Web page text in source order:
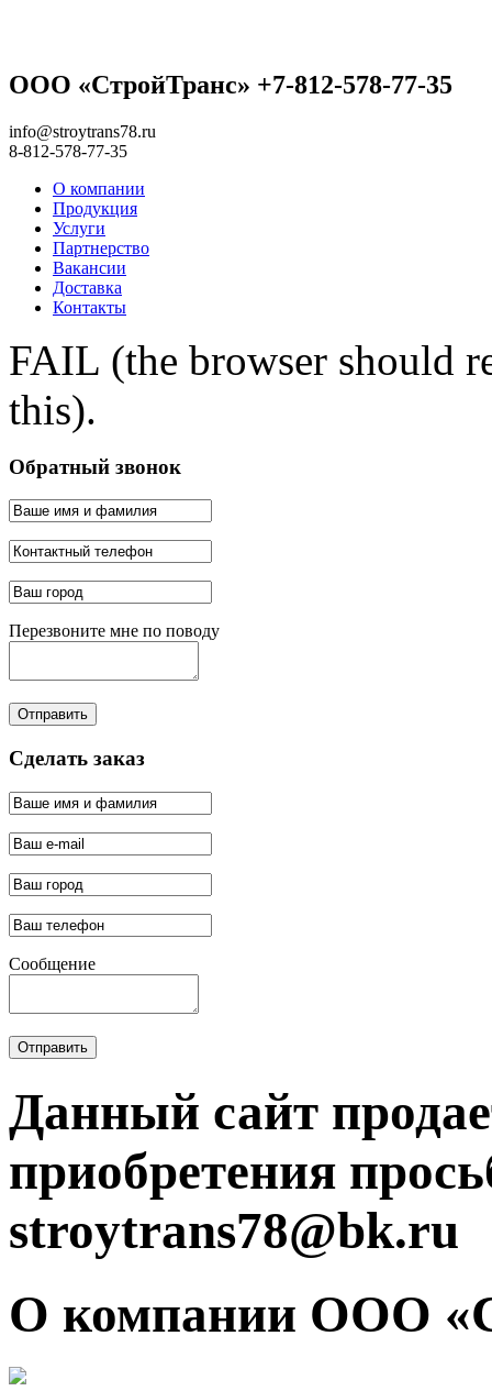
ООО «СтройТранс» +7-812-578-77-35
info@stroytrans78.ru
8-812-578-77-35
О компании
Продукция
Услуги
Партнерство
Вакансии
Доставка
Контакты
FAIL (the browser should
this).
Обратный звонок
Перезвоните мне по поводу
Отправить
Сделать заказ
Сообщение
Отправить
Данный сайт
приобретения
stroytrans78@bk.ru
О компании ООО